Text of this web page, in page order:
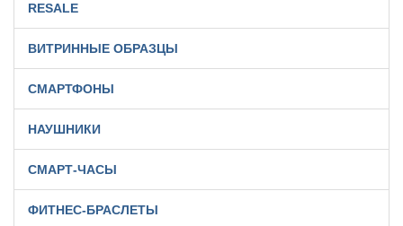
RESALE
ВИТРИННЫЕ ОБРАЗЦЫ
СМАРТФОНЫ
НАУШНИКИ
СМАРТ-ЧАСЫ
ФИТНЕС-БРАСЛЕТЫ